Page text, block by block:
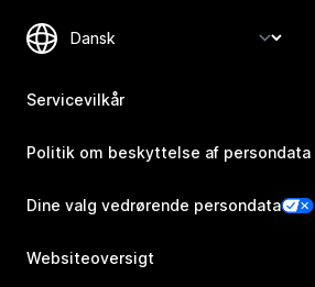
Servicevilkår
Politik om beskyttelse af persondata
Dine valg vedrørende persondata
Websiteoversigt